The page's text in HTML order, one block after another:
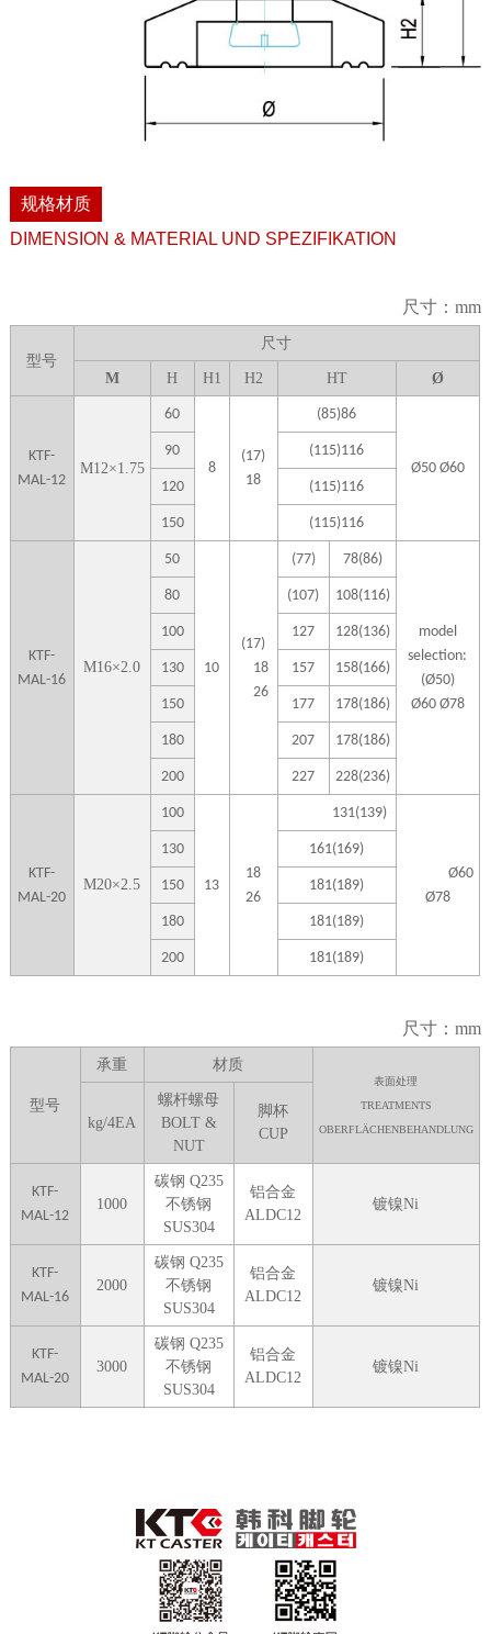
规格材质
DIMENSION & MATERIAL UND SPEZIFIKATION
尺寸：mm
型号
尺寸
M H H1 H2 HT Ø
KTF-
MAL-12
M12×1.75
60
8
(17)
18
(85)86
Ø50 Ø60
90 (115)116
120 (115)116
150 (115)116
KTF-
MAL-16
M16×2.0
50
10
(17)
18
26
(77) 78(86)
model
selection:
(Ø50)
Ø60 Ø78
80 (107) 108(116)
100 127 128(136)
130 157 158(166)
150 177 178(186)
180 207 178(186)
200 227 228(236)
KTF-
MAL-20
M20×2.5
100
13
18
26
131(139)
Ø60
Ø78
130 161(169)
150 181(189)
180 181(189)
200 181(189)
尺寸：mm
型号
承重 材质
表面处理
TREATMENTS
OBERFLÄCHENBEHANDLUNG
kg/4EA
螺杆螺母
BOLT &
NUT
脚杯
CUP
KTF-
MAL-12
1000
碳钢 Q235
不锈钢
SUS304
铝合金
ALDC12
镀镍Ni
KTF-
MAL-16
2000
碳钢 Q235
不锈钢
SUS304
铝合金
ALDC12
镀镍Ni
KTF-
MAL-20
3000
碳钢 Q235
不锈钢
SUS304
铝合金
ALDC12
镀镍Ni